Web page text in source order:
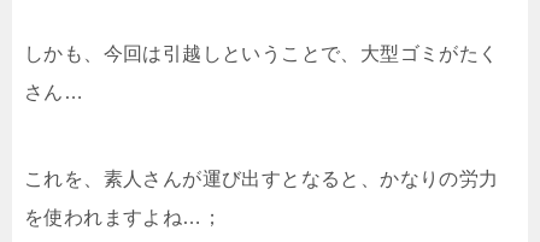
しかも、今回は引越しということで、大型ゴミがたく
さん…
これを、素人さんが運び出すとなると、かなりの労力
を使われますよね…；